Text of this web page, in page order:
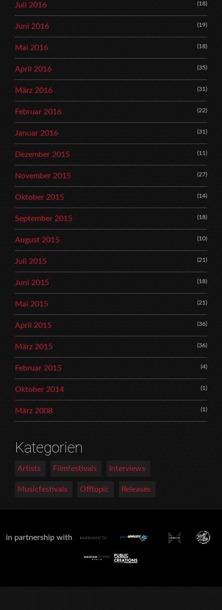
Juli 2016 (18)
Juni 2016 (19)
Mai 2016 (18)
April 2016 (35)
März 2016 (31)
Februar 2016 (22)
Januar 2016 (31)
Dezember 2015 (11)
November 2015 (27)
Oktober 2015 (14)
September 2015 (18)
August 2015 (10)
Juli 2015 (21)
Juni 2015 (18)
Mai 2015 (21)
April 2015 (36)
März 2015 (36)
Februar 2015 (4)
Oktober 2014 (1)
März 2008 (1)
Kategorien
Artists Filmfestivals Interviews
Musicfestivals Offtopic Releases
in partnership with